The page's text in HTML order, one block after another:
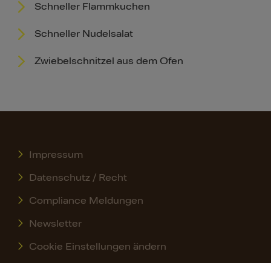
Schneller Flammkuchen
Schneller Nudelsalat
Zwiebelschnitzel aus dem Ofen
Impressum
Datenschutz / Recht
Compliance Meldungen
Newsletter
Cookie Einstellungen ändern